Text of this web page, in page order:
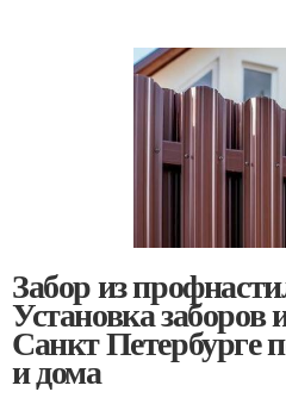
Забор из
Установка заборов
Санкт Петербурге
и дома